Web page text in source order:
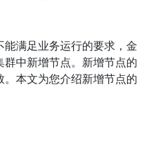
满足业务运行的要求，金
中新增节点。新增节点的
本文为您介绍新增节点的